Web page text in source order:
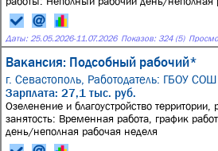
Даты: 25.05.2026-11.07.2026 Показов: 324 (5)
Вакансия: Подсобный рабочий*
г. Севастополь, Работодатель: ГБОУ
Зарплата: 27,1 тыс. руб.
Озеленение и благоустройство территории,
занятость: Временная работа, график
день/неполная рабочая неделя